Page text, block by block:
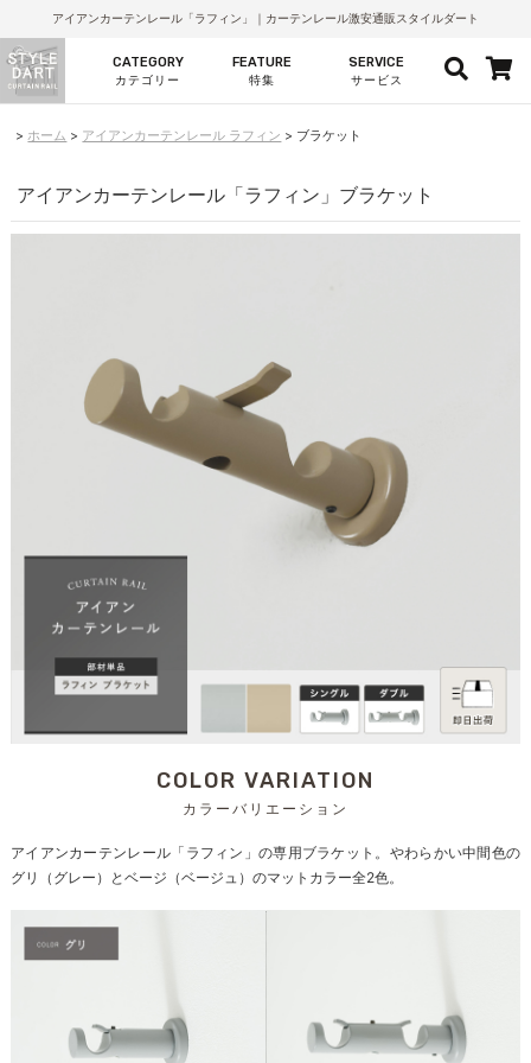
アイアンカーテンレール「ラフィン」｜カーテンレール激安通販スタイルダート
CATEGORY
カテゴリー
FEATURE
特集
SERVICE
サービス
ホーム アイアンカーテンレール ラフィン ブラケット
アイアンカーテンレール「ラフィン」ブラケット
COLOR VARIATION
カラーバリエーション
アイアンカーテンレール「ラフィン」の専用ブラケット。やわらかい中間色の
グリ（グレー）とベージ（ベージュ）のマットカラー全2色。